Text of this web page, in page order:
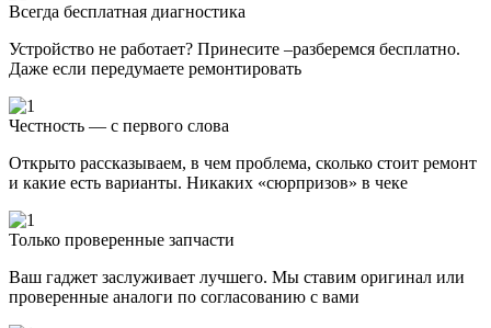
Всегда бесплатная диагностика
Устройство не работает? Принесите –разберемся бесплатно.
Даже если передумаете ремонтировать
Честность — с первого слова
Открыто рассказываем, в чем проблема, сколько стоит ремонт
и какие есть варианты. Никаких «сюрпризов» в чеке
Только проверенные запчасти
Ваш гаджет заслуживает лучшего. Мы ставим оригинал или
проверенные аналоги по согласованию с вами